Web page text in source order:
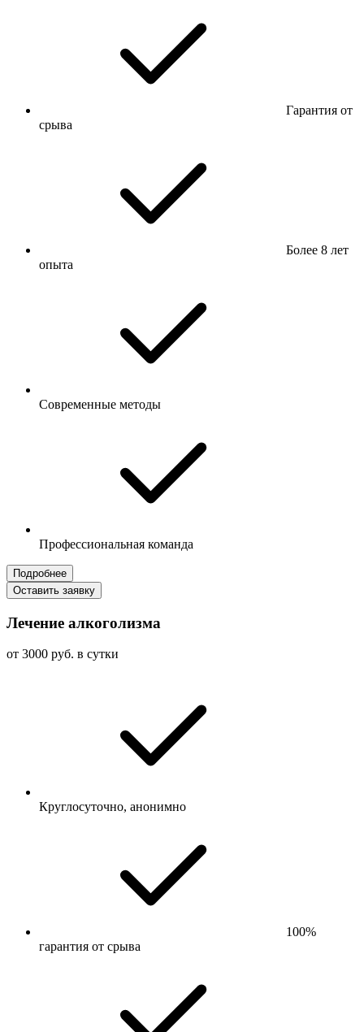
Гарантия от
срыва
Более 8 лет
опыта
Современные методы
Профессиональная команда
Подробнее
Оставить заявку
Лечение алкоголизма
от 3000 руб. в сутки
Круглосуточно, анонимно
100%
гарантия от срыва